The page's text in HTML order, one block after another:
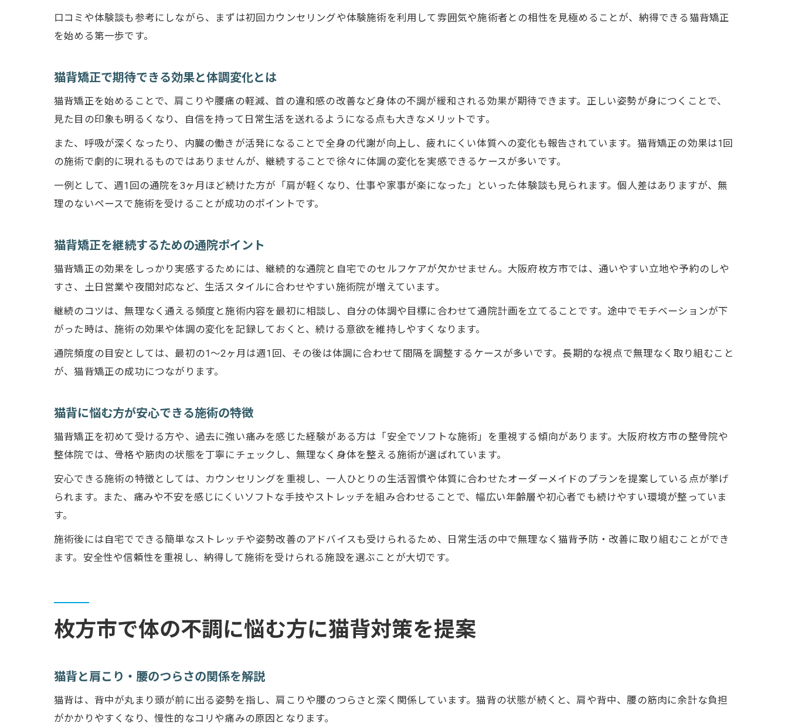
猫背矯正の効果や通院回数はどれくらい？
猫背矯正を無理なく続けるためのコツ
猫背を専門家と一緒に改善するメリット
猫背で悩む人のための選び方と続けやすさ
猫背矯正の選び方で失敗しないポイント
猫背矯正を続けやすい院の特徴とは
猫背矯正の継続が生活に与える変化
口コミや体験談も参考にしながら、まずは初回カウンセリングや体験施術を利用して雰囲気や施術者との相性を見極めることが、納得できる猫背矯正
を始める第一歩です。
猫背矯正で期待できる効果と体調変化とは
猫背矯正を始めることで、肩こりや腰痛の軽減、首の違和感の改善など身体の不調が緩和される効果が期待できます。正しい姿勢が身につくことで、
見た目の印象も明るくなり、自信を持って日常生活を送れるようになる点も大きなメリットです。
また、呼吸が深くなったり、内臓の働きが活発になることで全身の代謝が向上し、疲れにくい体質への変化も報告されています。猫背矯正の効果は1回
の施術で劇的に現れるものではありませんが、継続することで徐々に体調の変化を実感できるケースが多いです。
一例として、週1回の通院を3ヶ月ほど続けた方が「肩が軽くなり、仕事や家事が楽になった」といった体験談も見られます。個人差はありますが、無
理のないペースで施術を受けることが成功のポイントです。
猫背矯正を継続するための通院ポイント
猫背矯正の効果をしっかり実感するためには、継続的な通院と自宅でのセルフケアが欠かせません。大阪府枚方市では、通いやすい立地や予約のしや
すさ、土日営業や夜間対応など、生活スタイルに合わせやすい施術院が増えています。
継続のコツは、無理なく通える頻度と施術内容を最初に相談し、自分の体調や目標に合わせて通院計画を立てることです。途中でモチベーションが下
がった時は、施術の効果や体調の変化を記録しておくと、続ける意欲を維持しやすくなります。
通院頻度の目安としては、最初の1～2ヶ月は週1回、その後は体調に合わせて間隔を調整するケースが多いです。長期的な視点で無理なく取り組むこと
が、猫背矯正の成功につながります。
猫背に悩む方が安心できる施術の特徴
猫背矯正を初めて受ける方や、過去に強い痛みを感じた経験がある方は「安全でソフトな施術」を重視する傾向があります。大阪府枚方市の整骨院や
整体院では、骨格や筋肉の状態を丁寧にチェックし、無理なく身体を整える施術が選ばれています。
安心できる施術の特徴としては、カウンセリングを重視し、一人ひとりの生活習慣や体質に合わせたオーダーメイドのプランを提案している点が挙げ
られます。また、痛みや不安を感じにくいソフトな手技やストレッチを組み合わせることで、幅広い年齢層や初心者でも続けやすい環境が整っていま
す。
施術後には自宅でできる簡単なストレッチや姿勢改善のアドバイスも受けられるため、日常生活の中で無理なく猫背予防・改善に取り組むことができ
ます。安全性や信頼性を重視し、納得して施術を受けられる施設を選ぶことが大切です。
枚方市で体の不調に悩む方に猫背対策を提案
猫背と肩こり・腰のつらさの関係を解説
猫背は、背中が丸まり頭が前に出る姿勢を指し、肩こりや腰のつらさと深く関係しています。猫背の状態が続くと、肩や背中、腰の筋肉に余計な負担
がかかりやすくなり、慢性的なコリや痛みの原因となります。
お問い合わせはこちら
お問い合わせはこちら